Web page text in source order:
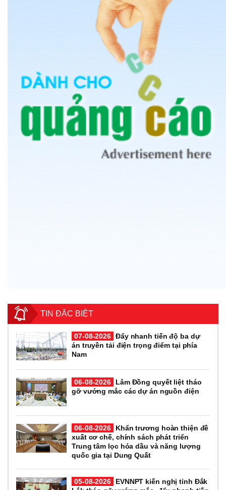
TIN ĐẶC BIỆT
07-08-2026 Đẩy nhanh tiến độ ba dự
án truyền tải điện trọng điểm tại phía
Nam
06-08-2026
Lâm Đồng quyết liệt tháo
gỡ vướng mắc các dự án nguồn điện
06-08-2026
Khẩn trương hoàn thiện đề
xuất cơ chế, chính sách phát triển
Trung tâm lọc hóa dầu và năng lượng
quốc gia tại Dung Quất
05-08-2026
EVNNPT kiến nghị tỉnh Đắk